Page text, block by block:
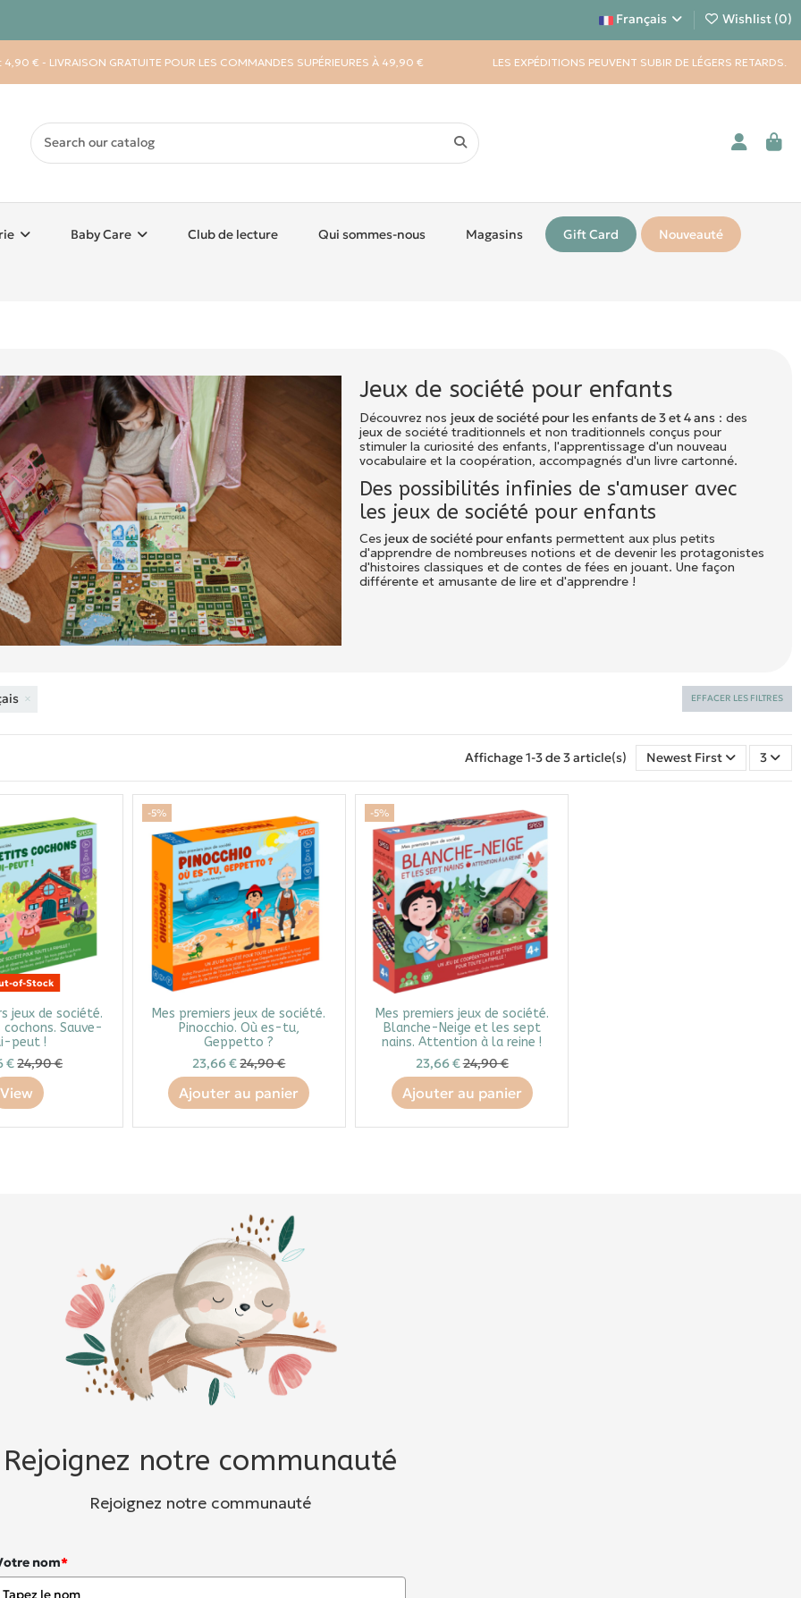
Français Wishlist (0)
4,90 € - LIVRAISON GRATUITE POUR LES COMMANDES SUPÉRIEURES À 49,90 € LES EXPÉDITIONS PEUVENT SUBIR DE LÉGERS RETARDS.
Baby Care Club de lecture Qui sommes-nous Magasins Gift Card Nouveauté
Jeux de société pour enfants
Découvrez nos jeux de société pour les enfants de 3 et 4 ans : des
jeux de société traditionnels et non traditionnels conçus pour
stimuler la curiosité des enfants, l'apprentissage d'un nouveau
vocabulaire et la coopération, accompagnés d'un livre cartonné.
Des possibilités infinies de s'amuser avec
les jeux de société pour enfants
Ces jeux de société pour enfants permettent aux plus petits
d'apprendre de nombreuses notions et de devenir les protagonistes
d'histoires classiques et de contes de fées en jouant. Une façon
différente et amusante de lire et d'apprendre !
EFFACER LES FILTRES
Affichage 1-3 de 3 article(s) Newest First 3
of-Stock
jeux de société.
Sauve-
peut !
€24,90 €
View
-5%
Mes premiers jeux de société.
Pinocchio. Où es-tu,
Geppetto ?
23,66 €24,90 €
Ajouter au panier
-5%
Mes premiers jeux de société.
Blanche-Neige et les sept
nains. Attention à la reine !
23,66 €24,90 €
Ajouter au panier
Rejoignez notre communauté
Rejoignez notre communauté
nom*